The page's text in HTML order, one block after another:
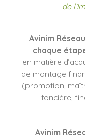
de
Avinim
chaque
en matière
de montage
(promotion,
foncière,
Avinim